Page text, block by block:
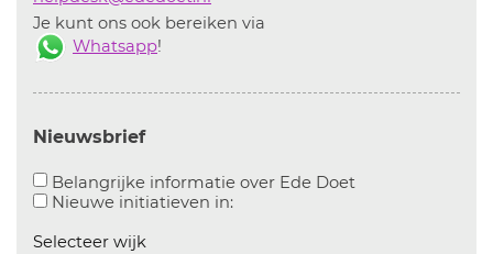
Je kunt ons ook bereiken via
Whatsapp!
Nieuwsbrief
Belangrijke informatie over Ede Doet
Nieuwe initiatieven in:Aanvinken om informatie over
Selecteer wijk